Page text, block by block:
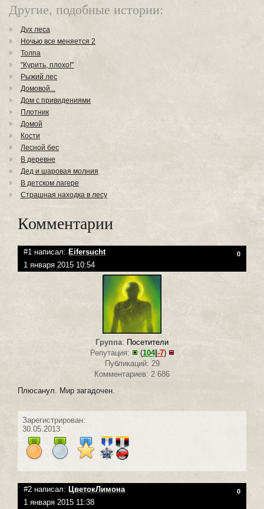
Другие, подобные истории:
Дух леса
Ночью все меняется 2
Толпа
"Курить, плохо!"
Рыжий лес
Домовой...
Дом с привидениями
Плотник
Домой
Кости
Лесной бес
В деревне
Дед и шаровая молния
В детском лагере
Страшная находка в лесу
Комментарии
#1 написал: Eifersucht 0
1 января 2015 10:54
Группа: Посетители
Репутация:
(104| -7)
Публикаций: 29
Комментариев: 2 686
Плюсанул. Мир загадочен.
Зарегистрирован:
30.05.2013
#2 написал: ЦветокЛимона 0
1 января 2015 11:38